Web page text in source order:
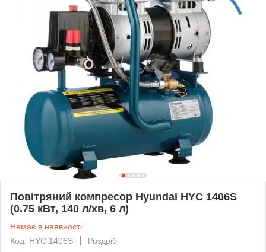
Повітряний компресор Hyundai HYC 1406S
(0.75 кВт, 140 л/хв, 6 л)
Немає в наявності
Код: HYC 1406S
Роздріб